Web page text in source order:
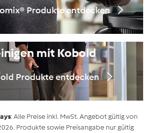
Produkte entdecken
mit Kobold
Produkte entdecken
: Alle Preise inkl. MwSt. Angebot gültig von
Produkte sowie Preisangabe nur gültig